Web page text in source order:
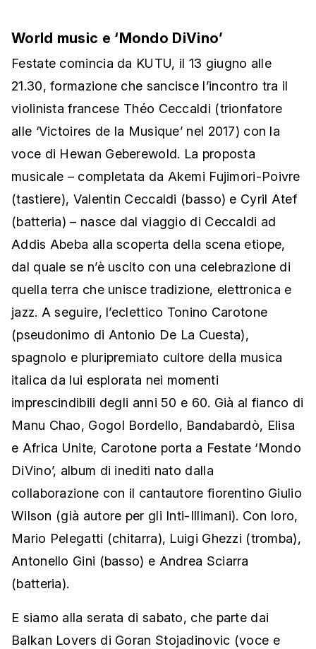
World music e ‘Mondo DiVino’
Festate comincia da KUTU, il 13 giugno alle
21.30, formazione che sancisce l’incontro tra il
violinista francese Théo Ceccaldi (trionfatore
alle ‘Victoires de la Musique’ nel 2017) con la
voce di Hewan Geberewold. La proposta
musicale – completata da Akemi Fujimori-Poivre
(tastiere), Valentin Ceccaldi (basso) e Cyril Atef
(batteria) – nasce dal viaggio di Ceccaldi ad
Addis Abeba alla scoperta della scena etiope,
dal quale se n’è uscito con una celebrazione di
quella terra che unisce tradizione, elettronica e
jazz. A seguire, l’eclettico Tonino Carotone
(pseudonimo di Antonio De La Cuesta),
spagnolo e pluripremiato cultore della musica
italica da lui esplorata nei momenti
imprescindibili degli anni 50 e 60. Già al fianco di
Manu Chao, Gogol Bordello, Bandabardò, Elisa
e Africa Unite, Carotone porta a Festate ‘Mondo
DiVino’, album di inediti nato dalla
collaborazione con il cantautore fiorentino Giulio
Wilson (già autore per gli Inti-Illimani). Con loro,
Mario Pelegatti (chitarra), Luigi Ghezzi (tromba),
Antonello Gini (basso) e Andrea Sciarra
(batteria).
E siamo alla serata di sabato, che parte dai
Balkan Lovers di Goran Stojadinovic (voce e